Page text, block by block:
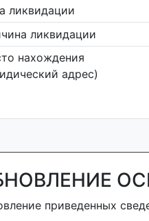
ликвидации
ликвидации
нахождения
адрес)
приведенных